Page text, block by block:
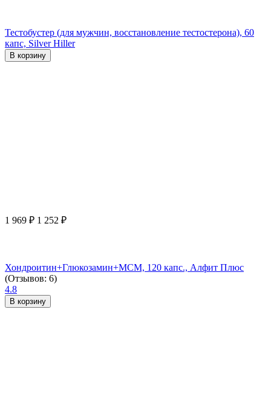
Тестобустер (для мужчин, восстановление тестостерона), 60
капс, Silver Hiller
В корзину
1 969 ₽ 1 252 ₽
Хондроитин+Глюкозамин+МСМ, 120 капс., Алфит Плюс
(Отзывов: 6)
4.8
В корзину